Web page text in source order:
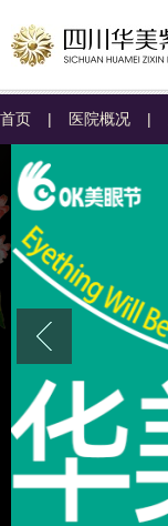
首页 | 医院概况 |